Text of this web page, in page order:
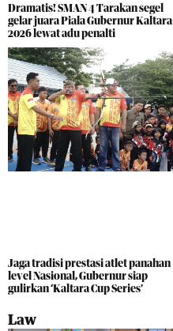
Dramatis! SMAN 4 Tarakan segel
gelar juara Piala Gubernur Kaltara
2026 lewat adu penalti
Jaga tradisi prestasi atlet panahan
level Nasional, Gubernur siap
gulirkan ‘Kaltara Cup Series’
Law